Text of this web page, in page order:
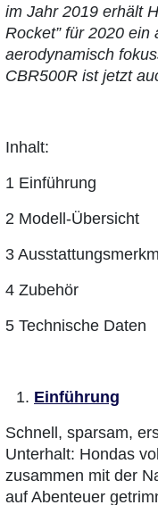
im Jahr 2019 erhält
Rocket” für 2020
aerodynamisch
CBR500R ist jetzt
Inhalt:
1 Einführung
2 Modell-Übersicht
3
4 Zubehör
5 Technische Daten
Einführung
Schnell, sparsam,
Unterhalt: Hondas
zusammen mit der
auf Abenteuer